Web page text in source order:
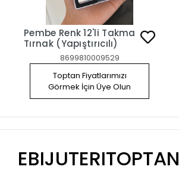
Pembe Renk 12'li Takma
Tırnak (Yapıştırıcılı)
8699810009529
Toptan Fiyatlarımızı
Görmek İçin Üye Olun
EBIJUTERITOPTAN